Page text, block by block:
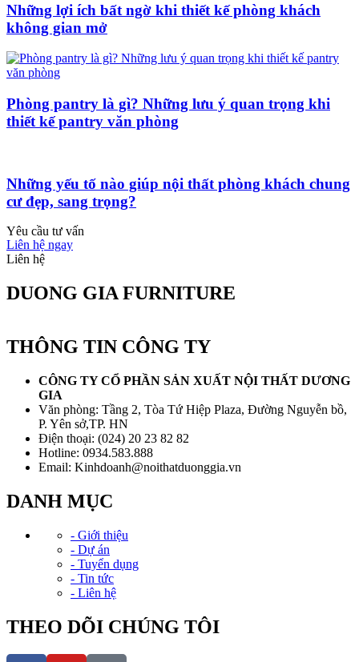
Những lợi ích bất ngờ khi thiết kế phòng khách
không gian mở
Phòng pantry là gì? Những lưu ý quan trọng khi
thiết kế pantry văn phòng
Những yếu tố nào giúp nội thất phòng khách chung
cư đẹp, sang trọng?
Yêu cầu tư vấn
Liên hệ ngay
Liên hệ
DUONG GIA FURNITURE
THÔNG TIN CÔNG TY
CÔNG TY CỔ PHẦN SẢN XUẤT NỘI THẤT DƯƠNG
GIA
Văn phòng: Tầng 2, Tòa Tứ Hiệp Plaza, Đường Nguyễn bồ,
P. Yên sở,TP. HN
Điện thoại: (024) 20 23 82 82
Hotline: 0934.583.888
Email: Kinhdoanh@noithatduonggia.vn
DANH MỤC
- Giới thiệu
- Dự án
- Tuyển dụng
- Tin tức
- Liên hệ
THEO DÕI CHÚNG TÔI